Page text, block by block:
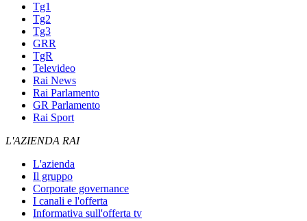
Tg1
Tg2
Tg3
GRR
TgR
Televideo
Rai News
Rai Parlamento
GR Parlamento
Rai Sport
L'AZIENDA RAI
L'azienda
Il gruppo
Corporate governance
I canali e l'offerta
Informativa sull'offerta tv